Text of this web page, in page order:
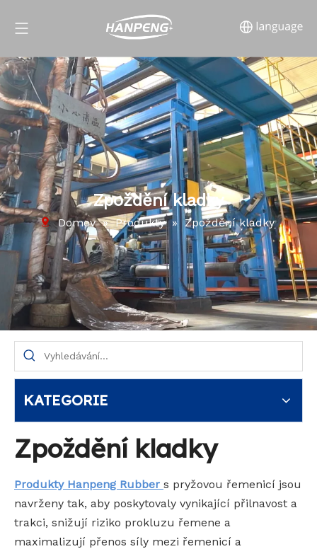
Zpoždění kladky
Domov » Produkty » Zpoždění kladky
KATEGORIE
Zpoždění kladky
Produkty Hanpeng Rubber s pryžovou řemenicí jsou
navrženy tak, aby poskytovaly vynikající přilnavost a
trakci, snižují riziko prokluzu řemene a
maximalizují přenos síly mezi řemenicí a